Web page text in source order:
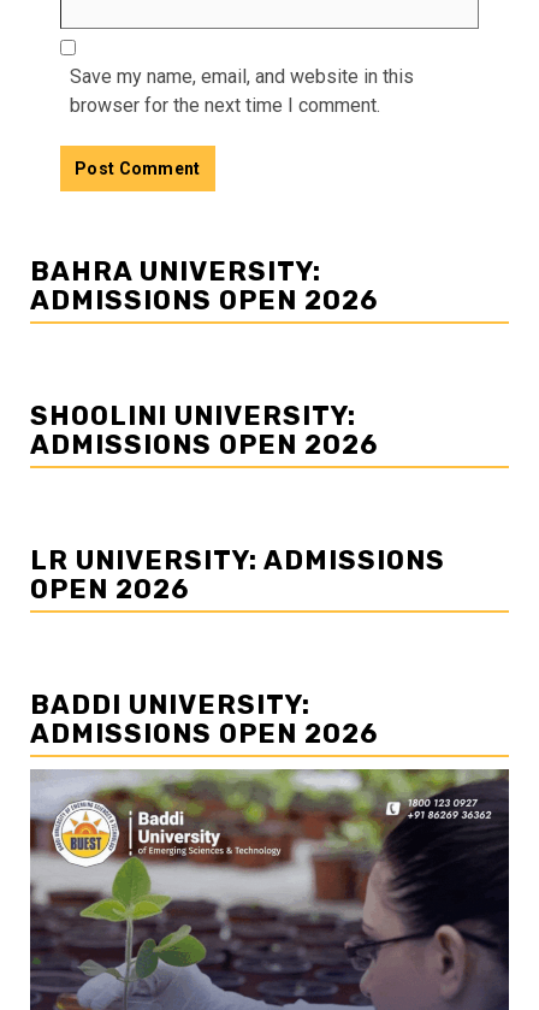
Save my name, email, and website in this
browser for the next time I comment.
BAHRA UNIVERSITY:
ADMISSIONS OPEN 2026
SHOOLINI UNIVERSITY:
ADMISSIONS OPEN 2026
LR UNIVERSITY: ADMISSIONS
OPEN 2026
BADDI UNIVERSITY:
ADMISSIONS OPEN 2026